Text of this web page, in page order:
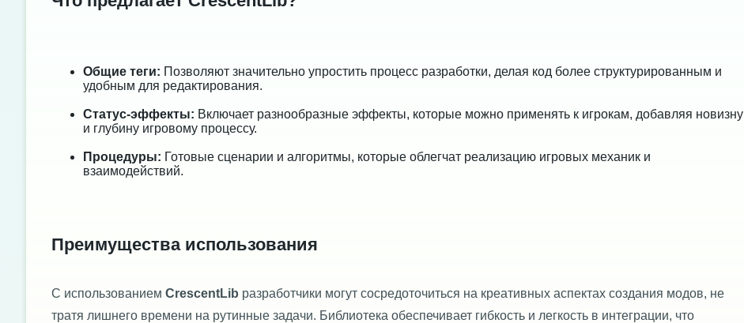
Общие теги: Позволяют значительно упростить процесс разработки, делая код более структурированным и
удобным для редактирования.
Статус-эффекты: Включает разнообразные эффекты, которые можно применять к игрокам, добавляя новизну
и глубину игровому процессу.
Процедуры: Готовые сценарии и алгоритмы, которые облегчат реализацию игровых механик и
взаимодействий.
Преимущества использования
С использованием CrescentLib разработчики могут сосредоточиться на креативных аспектах создания модов, не
тратя лишнего времени на рутинные задачи. Библиотека обеспечивает гибкость и легкость в интеграции, что